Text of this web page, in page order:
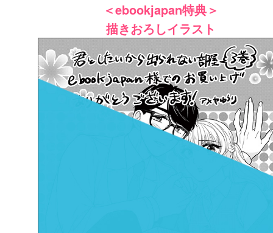
＜ebookjapan特典＞
描きおろしイラスト